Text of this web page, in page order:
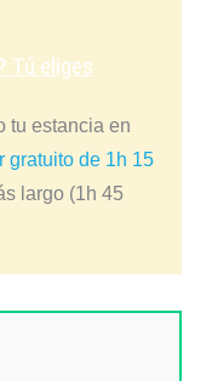
Tú eliges
tu estancia en
gratuito de 1h 15
largo (1h 45